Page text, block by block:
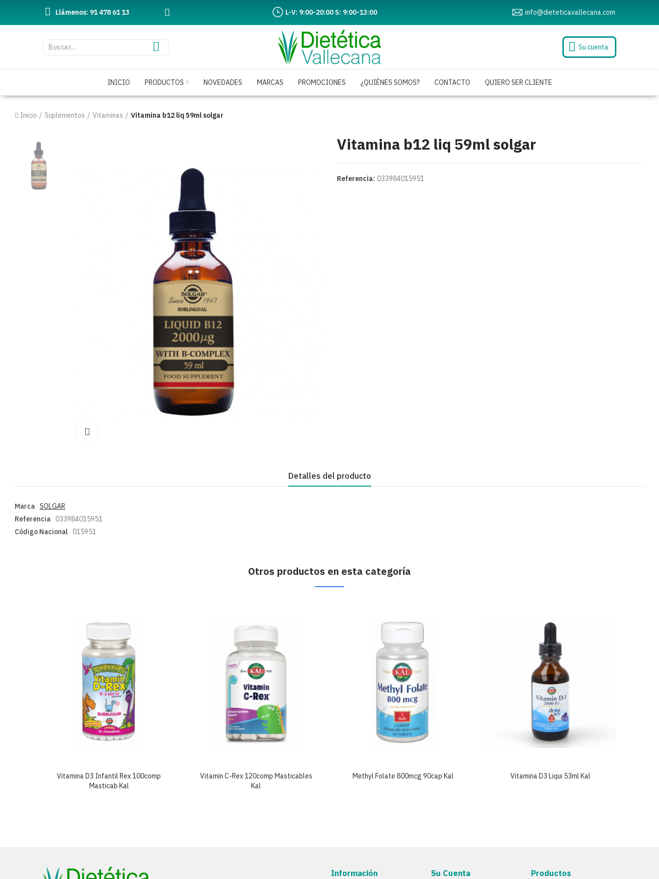
Llámenos: 91 478 61 13 L-V: 9:00-20:00 S: 9:00-13:00 info@dieteticavallecana.com
Su cuenta
INICIO PRODUCTOS NOVEDADES MARCAS PROMOCIONES ¿QUIÉNES SOMOS? CONTACTO QUIERO SER CLIENTE
Inicio Suplementos Vitaminas Vitamina b12 liq 59ml solgar
Vitamina b12 liq 59ml solgar
Referencia: 033984015951
Detalles del producto
Marca SOLGAR
Referencia
033984015951
Código Nacional
015951
Otros productos en esta categoría
Vitamina D3 Infantil Rex 100comp
Masticab Kal
Vitamin C-Rex 120comp Masticables
Kal
Methyl Folate 800mcg 90cap Kal Vitamina D3 Liqui 53ml Kal
Información Su Cuenta Productos